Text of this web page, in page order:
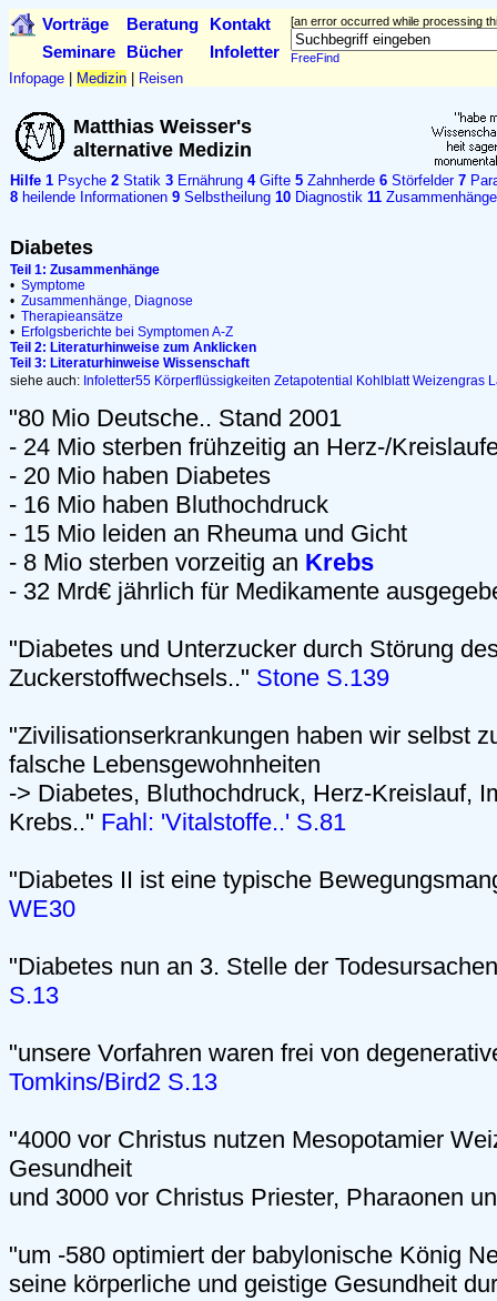
Vorträge Beratung Kontakt [an error occurred while processing
FreeFind
Seminare Bücher Infoletter
Infopage Medizin Reisen
Matthias Weisser's
alternative Medizin
Hilfe 1 Psyche 2 Statik 3 Ernährung 4Gifte 5 Zahnherde 6 Störfelder 7
8 heilende Informationen 9 Selbstheilung 10 Diagnostik 11 Zusammenhänge
Diabetes
Teil 1: Zusammenhänge
• Symptome
• Zusammenhänge, Diagnose
• Therapieansätze
• Erfolgsberichte bei Symptomen A-Z
Teil 2: Literaturhinweise zum Anklicken
Teil 3: Literaturhinweise Wissenschaft
siehe auch: Infoletter55 Körperflüssigkeiten Zetapotential Kohlblatt Weizengras
"80 Mio Deutsche.. Stand 2001
- 24 Mio sterben frühzeitig an Herz-/
- 20 Mio haben Diabetes
- 16 Mio haben Bluthochdruck
- 15 Mio leiden an Rheuma und Gicht
- 8 Mio sterben vorzeitig an Krebs
- 32 Mrd€ jährlich für Medikamente
"Diabetes und Unterzucker durch Störung
Zuckerstoffwechsels.." Stone S.139
"Zivilisationserkrankungen haben wir selbst
falsche Lebensgewohnheiten
-> Diabetes, Bluthochdruck, Herz-Kreislauf,
Krebs.." Fahl: 'Vitalstoffe..' S.81
"Diabetes II ist eine typische
WE30
"Diabetes nun an 3. Stelle der
S.13
"unsere Vorfahren waren frei von
Tomkins/Bird2 S.13
"4000 vor Christus nutzen Mesopotamier
Gesundheit
und 3000 vor Christus Priester, Pharaonen
"um -580 optimiert der babylonische König
seine körperliche und geistige Gesundheit